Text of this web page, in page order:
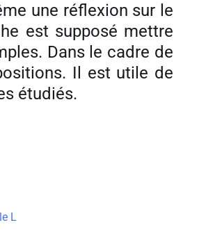
une réflexion sur le
est supposé mettre
Dans le cadre de
Il est utile de
étudiés.
L